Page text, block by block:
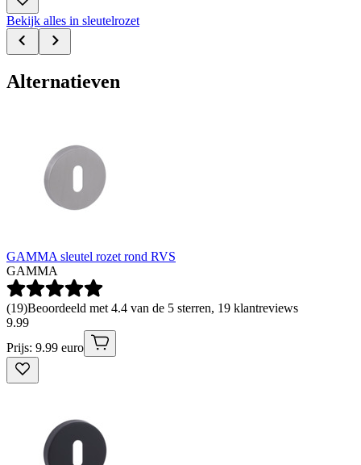
Bekijk alles in sleutelrozet
Alternatieven
GAMMA sleutel rozet rond RVS
GAMMA
(19)Beoordeeld met 4.4 van de 5 sterren, 19 klantreviews
9.99
Prijs: 9.99 euro